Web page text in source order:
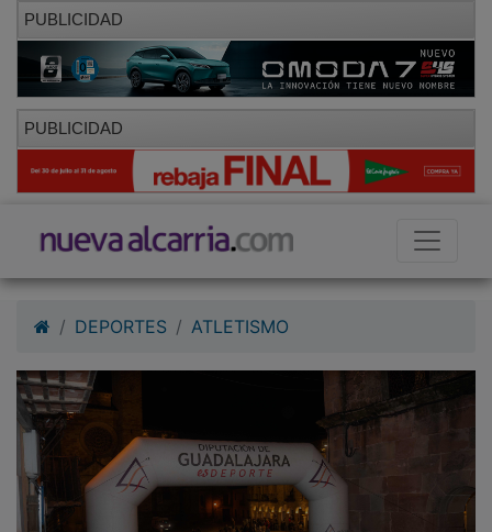
PUBLICIDAD
PUBLICIDAD